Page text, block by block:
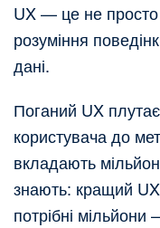
UX — це не просто
розуміння
дані.
Поганий UX
користувача до
вкладають
знають: кращий
потрібні